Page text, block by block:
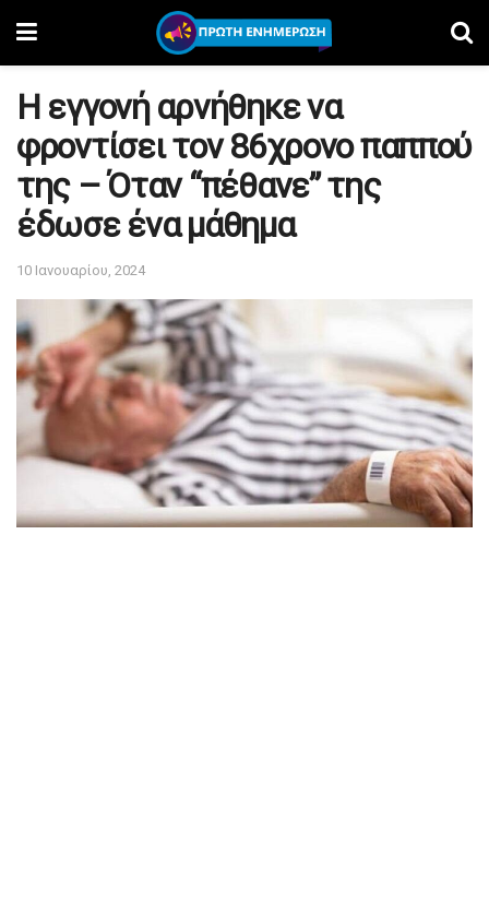
Η εγγονή αρνήθηκε να
φροντίσει τον 86χρονο παππού
της – Όταν “πέθανε” της
έδωσε ένα μάθημα
10 Ιανουαρίου, 2024